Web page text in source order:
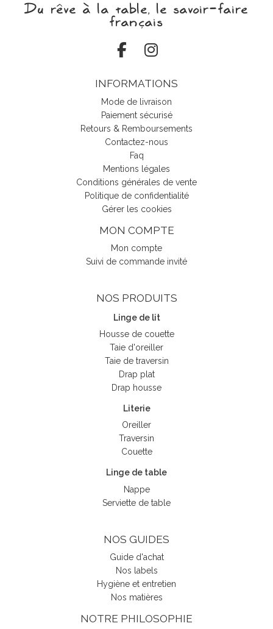
Du rêve à la table, le savoir‑faire
français
INFORMATIONS
Mode de livraison
Paiement sécurisé
Retours & Remboursements
Contactez-nous
Faq
Mentions légales
Conditions générales de vente
Politique de confidentialité
Gérer les cookies
MON COMPTE
Mon compte
Suivi de commande invité
NOS PRODUITS
Linge de lit
Housse de couette
Taie d'oreiller
Taie de traversin
Drap plat
Drap housse
Literie
Oreiller
Traversin
Couette
Linge de table
Nappe
Serviette de table
NOS GUIDES
Guide d'achat
Nos labels
Hygiène et entretien
Nos matières
NOTRE PHILOSOPHIE